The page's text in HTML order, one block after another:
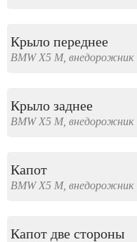
Крыло переднее
BMWX5 M, внедорожник
Крыло заднее
BMWX5 M, внедорожник
Капот
BMWX5 M, внедорожник
Капот две стороны